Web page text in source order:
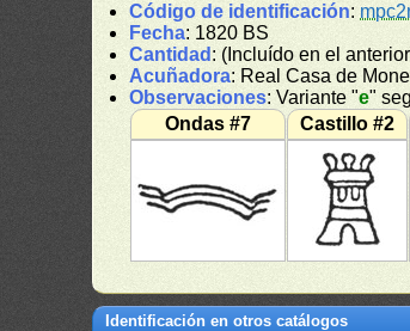
Código de identificación:
Fecha: 1820 BS
Cantidad : (Incluído en el
Acuñadora: Real Casa de
Observaciones: Variante "e"
Ondas #7
Castillo #2
Identificación en otros catálogos